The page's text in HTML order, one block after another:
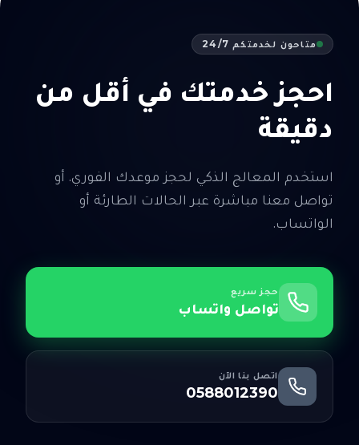
متاحون لخدمتكم 24/7
احجز خدمتك في أقل من
دقيقة
استخدم المعالج الذكي لحجز موعدك الفوري. أو
تواصل معنا مباشرة عبر الحالات الطارئة أو
الواتساب.
حجز سريع
تواصل واتساب
اتصل بنا الآن
0588012390